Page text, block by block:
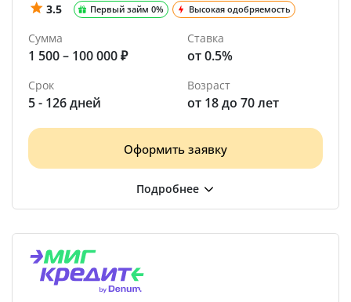
3.5 Первый займ 0% Высокая одобряемость
Сумма
1 500 – 100 000 ₽
Ставка
от 0.5%
Срок
5 - 126 дней
Возраст
от 18 до 70 лет
Оформить заявку